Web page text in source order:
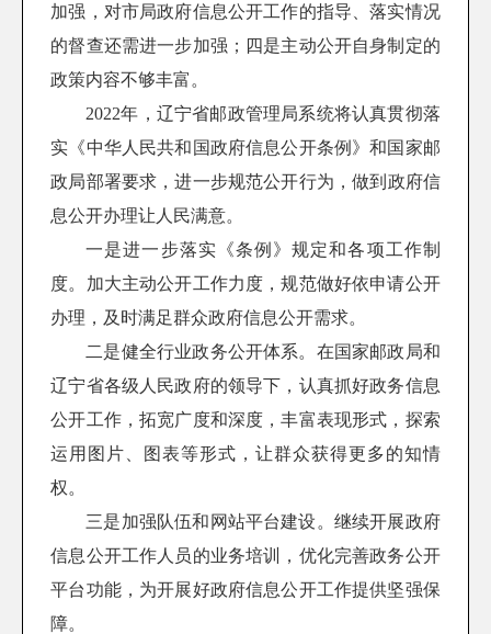
加强，对市局政府信息公开工作的指导、落实情况
的督查还需进一步加强 ；四是主动公开自身制定的
政策内容不够丰富。
2022年， 辽宁省邮政管理局系统将认真贯彻落
实《中华人民共和国政府信息公开条例》和国家邮
政局部署要求，进一步规范公开行为，做到 政府信
息公开办理让人民满意。
一是进一步落实《条例》规定和各项工作制
度。加大主动公开工作力度，规范做好依申请公开
办理，及时满足群众政府信息公开需求。
二是健全行业政务公开体系。在国家邮政局和
辽宁省各级人民政府的领导下，认真抓好政务信息
公开工作，拓宽广度和深度，丰富表现形式，探索
运用图片、图表等形式，让群众获得更多的知情
权。
三是加强队伍和网站平台建设。继续开展政府
信息公开工作人员的业务培训，优化完善政务公开
平台功能，为开展好政府信息公开工作提供坚强保
障。